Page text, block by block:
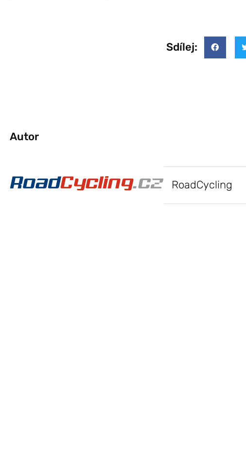
Sdílej:
Autor
RoadCycling